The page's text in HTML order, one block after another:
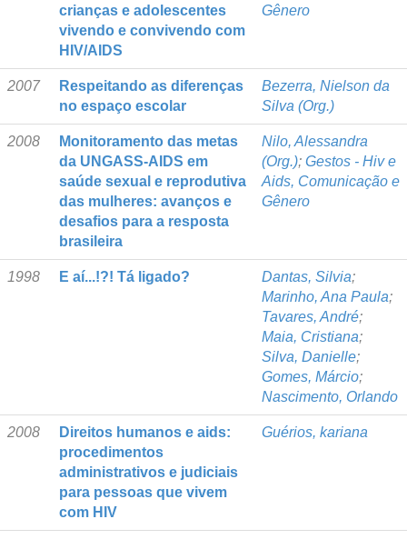
crianças e adolescentes
vivendo e convivendo com
HIV/AIDS
Gênero
2007
Respeitando as diferenças
no espaço escolar
Bezerra, Nielson da
Silva (Org.)
2008
Monitoramento das metas
da UNGASS-AIDS em
saúde sexual e reprodutiva
das mulheres: avanços e
desafios para a resposta
brasileira
Nilo, Alessandra
(Org.); Gestos - Hiv e
Aids, Comunicação e
Gênero
1998 E aí...!?! Tá ligado? Dantas, Silvia;
Marinho, Ana Paula;
Tavares, André;
Maia, Cristiana;
Silva, Danielle;
Gomes, Márcio;
Nascimento, Orlando
2008
Direitos humanos e aids:
procedimentos
administrativos e judiciais
para pessoas que vivem
com HIV
Guérios, kariana